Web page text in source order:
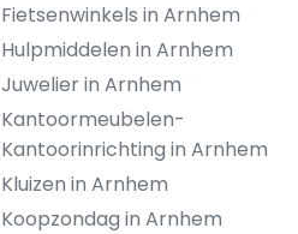
Fietsenwinkels in Arnhem
Hulpmiddelen in Arnhem
Juwelier in Arnhem
Kantoormeubelen-
Kantoorinrichting in Arnhem
Kluizen in Arnhem
Koopzondag in Arnhem